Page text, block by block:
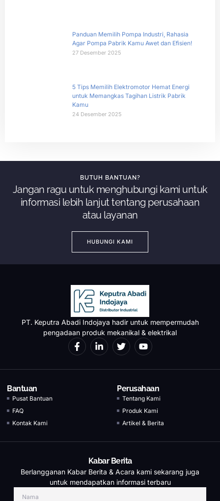
Panduan Memilih Pompa Industri, Rahasia
Agar Pompa Pabrik Kamu Awet dan Efisien!
27 Desember 2025
5 Tips Memilih Elektromotor Hemat Energi
untuk Memangkas Tagihan Listrik Pabrik
Kamu
24 Desember 2025
BUTUH BANTUAN?
Jangan ragu untuk menghubungi kami untuk
informasi lebih lanjut tentang perusahaan
atau layanan
HUBUNGI KAMI
PT. Keputra Abadi Indojaya hadir untuk mempermudah
pengadaan produk mekanikal & elektrikal
Bantuan
Pusat Bantuan
FAQ
Kontak Kami
Perusahaan
Tentang Kami
Produk Kami
Artikel & Berita
Kabar Berita
Berlangganan Kabar Berita & Acara kami sekarang juga
untuk mendapatkan informasi terbaru